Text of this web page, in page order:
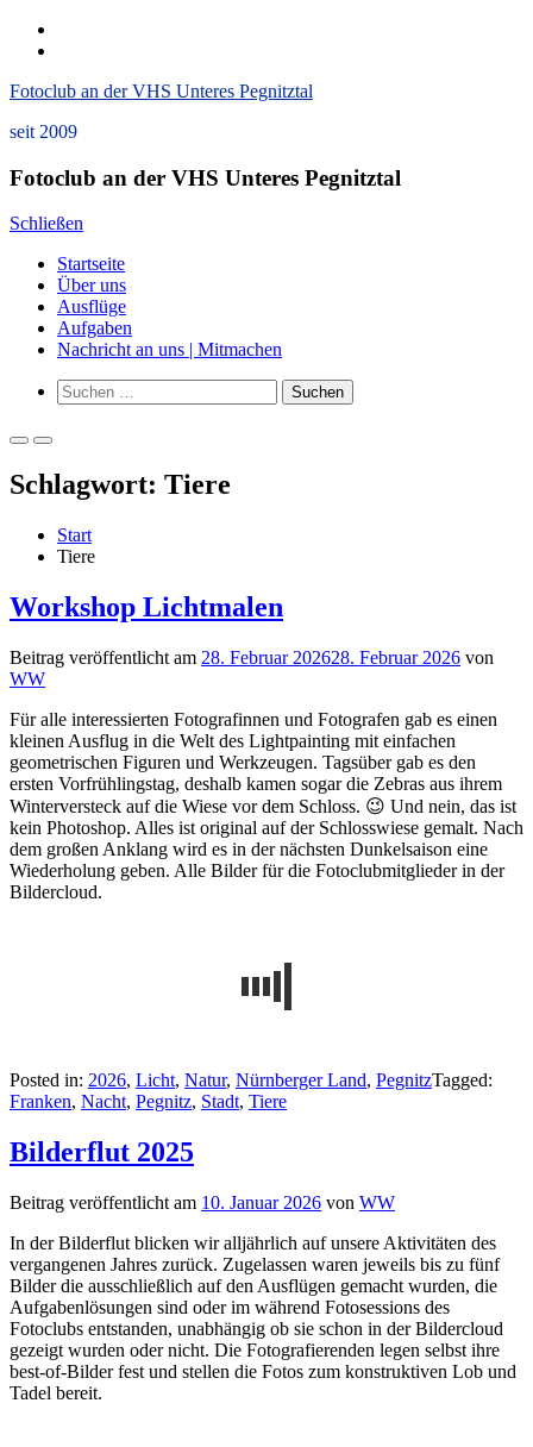
Zum
Inhalt
Impressum
Fotoclub an der VHS Unteres Pegnitztal
seit 2009
Fotoclub an der VHS Unteres Pegnitztal
Schließen
Startseite
Über uns
Ausflüge
Aufgaben
Nachricht an uns | Mitmachen
Such-
Formular
Suchen
nach:
Primäres
für
Primäres
für
Desktop
Schlagwort: Tiere
Start
Tiere
Workshop Lichtmalen
Beitrag veröffentlicht am 28. Februar 202628. Februar 2026 von
WW
Für alle interessierten Fotografinnen und Fotografen gab es einen
kleinen Ausflug in die Welt des Lightpainting mit einfachen
geometrischen Figuren und Werkzeugen. Tagsüber gab es den
ersten Vorfrühlingstag, deshalb kamen sogar die Zebras aus ihrem
Winterversteck auf die Wiese vor dem Schloss. 😉 Und nein, das ist
kein Photoshop. Alles ist original auf der Schlosswiese gemalt. Nach
dem großen Anklang wird es in der nächsten Dunkelsaison eine
Wiederholung geben. Alle Bilder für die Fotoclubmitglieder in der
Bildercloud.
Posted in: 2026, Licht, Natur, Nürnberger Land, PegnitzTagged:
Franken, Nacht, Pegnitz, Stadt, Tiere
Bilderflut 2025
Beitrag veröffentlicht am 10. Januar 2026 von WW
In der Bilderflut blicken wir alljährlich auf unsere Aktivitäten des
vergangenen Jahres zurück. Zugelassen waren jeweils bis zu fünf
Bilder die ausschließlich auf den Ausflügen gemacht wurden, die
Aufgabenlösungen sind oder im während Fotosessions des
Fotoclubs entstanden, unabhängig ob sie schon in der Bildercloud
gezeigt wurden oder nicht. Die Fotografierenden legen selbst ihre
best-of-Bilder fest und stellen die Fotos zum konstruktiven Lob und
Tadel bereit.